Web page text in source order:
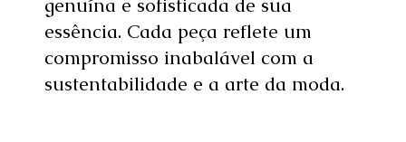
essência. Cada peça reflete um
compromisso inabalável com a
sustentabilidade e a arte da moda.